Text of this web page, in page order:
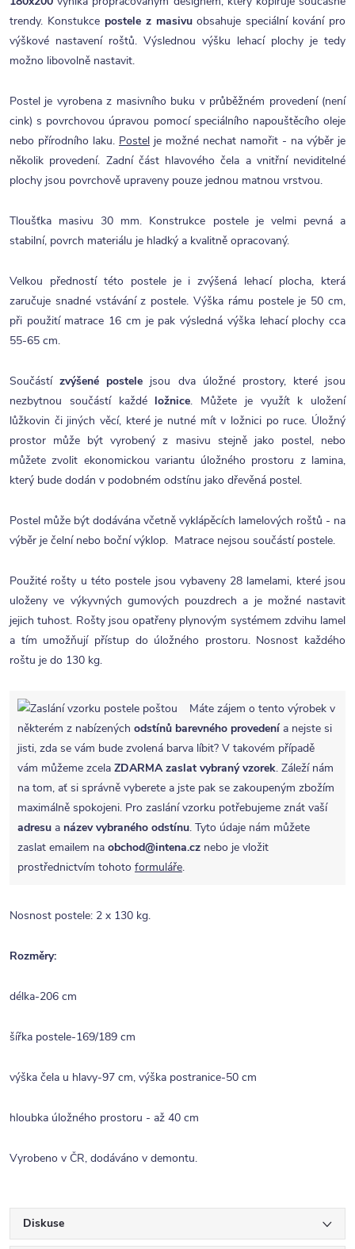
trendy. Konstukcepostele z masivuobsahuje speciální kování pro
výškové nastavení roštů. Výslednou výšku lehací plochy je tedy
možno libovolně nastavit.
Postel je vyrobena z masivního buku v průběžném provedení (není
cink) s povrchovou úpravou pomocí speciálního napouštěcího oleje
nebo přírodního laku. Postel je možné nechat namořit - na výběr je
několik provedení. Zadní část hlavového čela a vnitřní neviditelné
plochy jsou povrchově upraveny pouze jednou matnou vrstvou.
Tloušťka masivu 30 mm. Konstrukce postele je velmi pevná a
stabilní, povrch materiálu je hladký a kvalitně opracovaný.
Velkou předností této postele je i zvýšená lehací plocha, která
zaručuje snadné vstávání z postele. Výška rámu postele je 50 cm,
při použití matrace 16 cm je pak výsledná výška lehací plochy cca
55-65 cm.
Součástízvýšené postele jsou dva úložné prostory, které jsou
nezbytnou součástí každé ložnice. Můžete je využít k uložení
lůžkovin či jiných věcí, které je nutné mít v ložnici po ruce. Úložný
prostor může být vyrobený z masivu stejně jako postel, nebo
můžete zvolit ekonomickou variantu úložného prostoru z lamina,
který bude dodán v podobném odstínu jako dřevěná postel.
Postel může být dodávána včetně vyklápěcích lamelových roštů - na
výběr je čelní nebo boční výklop. Matrace nejsou součástí postele.
Použité rošty u této postele jsou vybaveny 28 lamelami, které jsou
uloženy ve výkyvných gumových pouzdrech a je možné nastavit
jejich tuhost. Rošty jsou opatřeny plynovým systémem zdvihu lamel
a tím umožňují přístup do úložného prostoru. Nosnost každého
roštu je do 130 kg.
Máte zájem o tento výrobek v
některém z nabízených odstínů barevného provedení a nejste si
jisti, zda se vám bude zvolená barva líbit? V takovém případě
vám můžeme zcela ZDARMA zaslat vybraný vzorek. Záleží nám
na tom, ať si správně vyberete a jste pak se zakoupeným zbožím
maximálně spokojeni. Pro zaslání vzorku potřebujeme znát vaší
adresu a název vybraného odstínu. Tyto údaje nám můžete
zaslat emailem na obchod@intena.cz nebo je vložit
prostřednictvím tohoto formuláře.
Nosnost postele: 2 x 130 kg.
Rozměry:
délka-206 cm
šířka postele-169/189 cm
výška čela u hlavy-97 cm, výška postranice-50 cm
hloubka úložného prostoru - až 40 cm
Vyrobeno v ČR, dodáváno v demontu.
Diskuse